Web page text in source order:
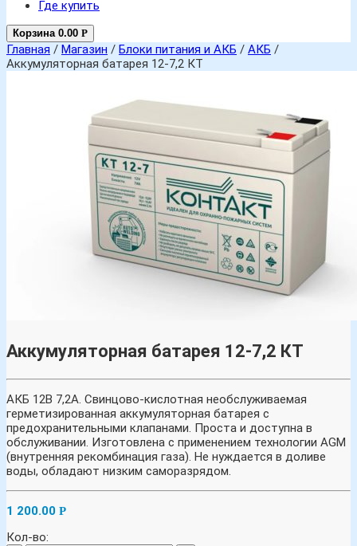
Где купить
Корзина 0.00 Р
Главная / Магазин / Блоки питания и АКБ / АКБ /
Аккумуляторная батарея 12-7,2 КТ
Аккумуляторная батарея 12-7,2 КТ
АКБ 12В 7,2А. Свинцово-кислотная необслуживаемая
герметизированная аккумуляторная батарея с
предохранительными клапанами. Проста и доступна в
обслуживании. Изготовлена с применением технологии AGM
(внутренняя рекомбинация газа). Не нуждается в доливе
воды, обладают низким саморазрядом.
1 200.00 Р
Кол-во: